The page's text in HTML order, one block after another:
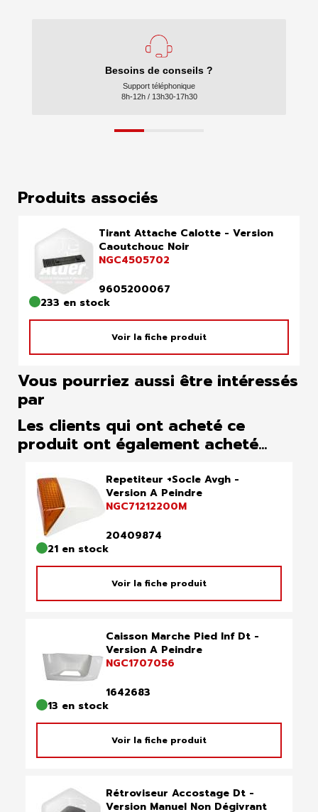
Besoins de conseils ?
Support téléphonique
8h-12h / 13h30-17h30
Produits associés
Tirant Attache Calotte - Version
Caoutchouc Noir
NGC4505702
9605200067
233 en stock
Voir la fiche produit
Vous pourriez aussi être intéressés
par
Les clients qui ont acheté ce
produit ont également acheté...
Repetiteur +Socle Avgh -
Version A Peindre
NGC71212200M
20409874
21 en stock
Voir la fiche produit
Caisson Marche Pied Inf Dt -
Version A Peindre
NGC1707056
1642683
13 en stock
Voir la fiche produit
Rétroviseur Accostage Dt -
Version Manuel Non Dégivrant